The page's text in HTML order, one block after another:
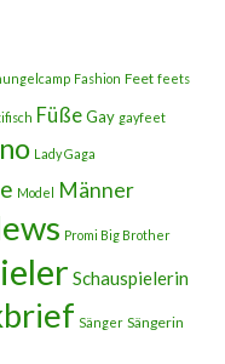
Fashion Feet feets
FüßeGay gayfeet
Lady Gaga
Model Männer
Promi Big Brother
Schauspielerin
Sänger Sängerin